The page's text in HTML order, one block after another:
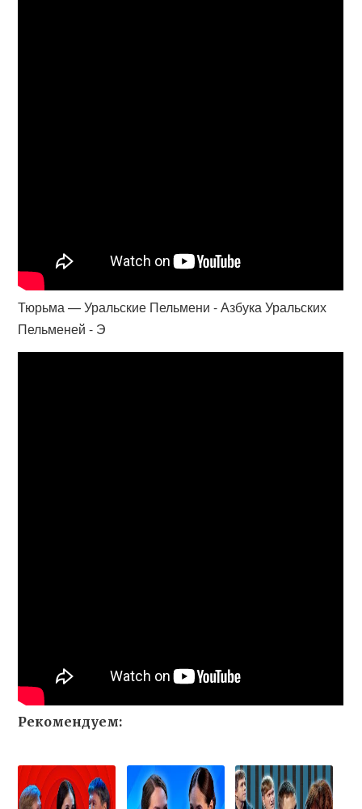
Тюрьма — Уральские Пельмени - Азбука Уральских
Пельменей - Э
Рекомендуем: